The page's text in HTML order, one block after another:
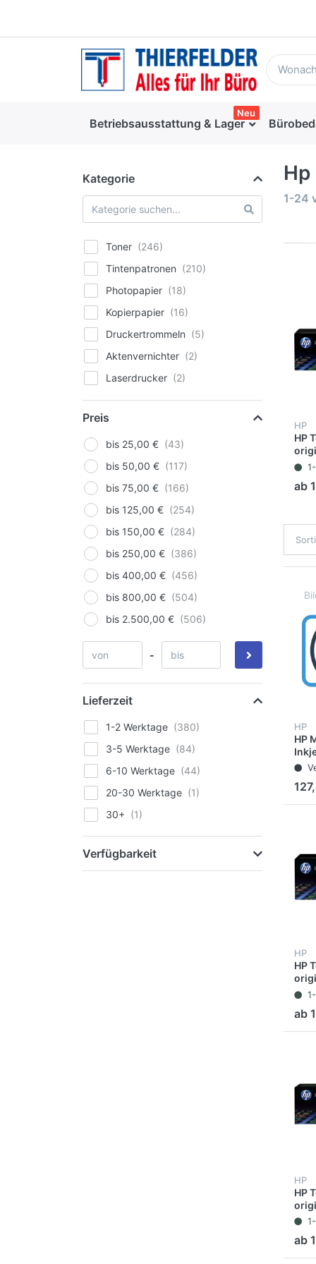
Betriebsausstattung & Lager
Neu
Kategorie
Toner
Tintenpatronen
Photopapier
Kopierpapier
Druckertrommeln
Aktenvernichter
Laserdrucker
Speicherkarten
InkJetdrucker
Multifunktionsgeräte
Schulrechner
Preis
bis 25,00 €
bis 50,00 €
bis 75,00 €
bis 125,00 €
bis 150,00 €
bis 250,00 €
bis 400,00 €
bis 800,00 €
bis 2.500,00 €
-
Lieferzeit
1-2 Werktage
3-5 Werktage
6-10 Werktage
20-30 Werktage
30+
Verfügbarkeit
Hp
1-24
HP
HP
ab
HP
HP
in
HP
HP
ab
HP
HP
ab